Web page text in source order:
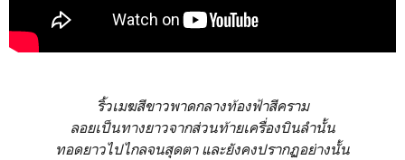
ริ้วเมฆสีขาวพาดกลางท้องฟ้าสีคราม
ลอยเป็นทางยาวจากส่วนท้ายเครื่องบินลำนั้น
ทอดยาวไปไกลจนสุดตา และยังคงปรากฏอย่างนั้น